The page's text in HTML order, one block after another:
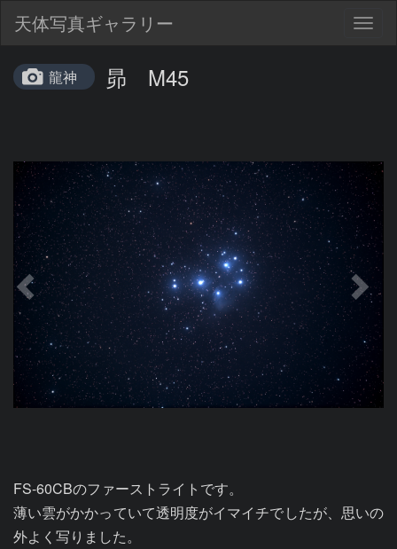
天体写真ギャラリー
龍神 昴 M45
FS-60CBのファーストライトです。
薄い雲がかかっていて透明度がイマイチでしたが、思いの
外よく写りました。